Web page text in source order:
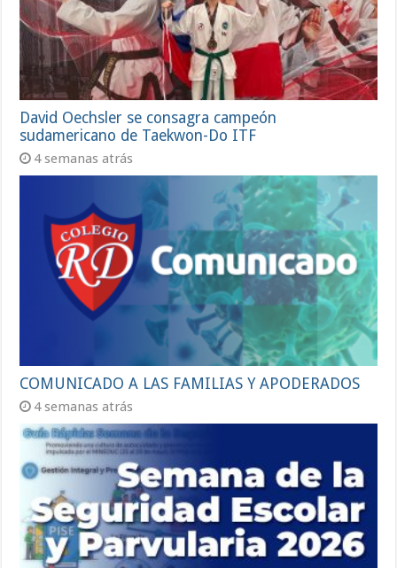
David Oechsler se consagra campeón
sudamericano de Taekwon-Do ITF
4 semanas atrás
COMUNICADO A LAS FAMILIAS Y APODERADOS
4 semanas atrás